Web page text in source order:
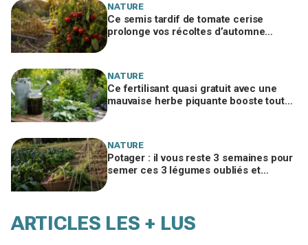
NATURE
Ce semis tardif de tomate cerise
prolonge vos récoltes d’automne
NATURE
Ce fertilisant quasi gratuit avec une
mauvaise herbe piquante booste toutes
NATURE
Potager : il vous reste 3 semaines pour
semer ces 3 légumes oubliés et
ARTICLES LES + LUS